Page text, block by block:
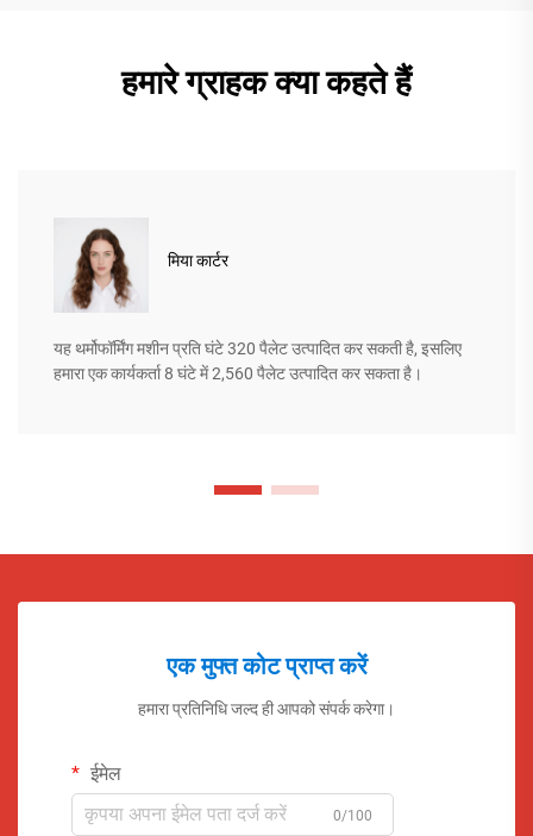
हमारे ग्राहक क्या कहते हैं
मिया कार्टर
यह थर्मोफॉर्मिंग मशीन प्रति घंटे 320 पैलेट उत्पादित कर सकती है, इसलिए
हमारा एक कार्यकर्ता 8 घंटे में 2,560 पैलेट उत्पादित कर सकता है।
एक मुफ्त कोट प्राप्त करें
हमारा प्रतिनिधि जल्द ही आपको संपर्क करेगा।
ईमेल
0/100